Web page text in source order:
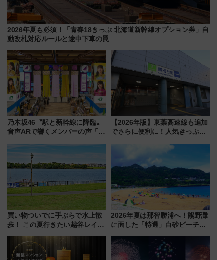
2026年夏も必須！「青春18きっぷ 北海道新幹線オプション券」自
動改札対応ルールと途中下車の罠
乃木坂46〝駅と新幹線に降臨〟
音声ARで響くメンバーの声「真
【2026年版】東葉高速線も追加
でさらに便利に！人気きっぷ
今年も発売 秋・早春に千葉県を
巡るなら使い勝手・コスパ抜群
買い物ついでに手ぶらで水上散
歩！ この夏行きたい越谷レイク
ア「LAKESIDE PARK」（埼玉
県越谷市）
2026年夏は那智勝浦へ！熊野灘
に面した「特選」白砂ビーチは
会」は8月11日開催！